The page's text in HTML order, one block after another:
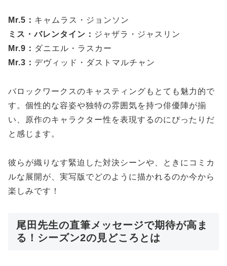
Mr.5： キャムラス・ジョンソン
ミス・バレンタイン： ジャザラ・ジャスリン
Mr.9： ダニエル・ラスカー
Mr.3： デヴィッド・ダストマルチャン
バロックワークスのキャスティングもとても魅力的で
す。個性的な容姿や独特の雰囲気を持つ俳優陣が揃
い、原作のキャラクター性を表現するのにぴったりだ
と感じます。
彼らが織りなす緊迫した対決シーンや、ときにコミカ
ルな展開が、実写版でどのように描かれるのか今から
楽しみです！
尾田先生の直筆メッセージで期待が高ま
る！シーズン2の見どころとは